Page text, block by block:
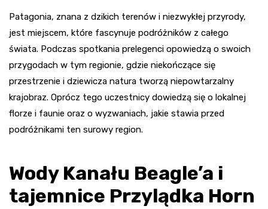
Patagonia, znana z dzikich terenów i niezwykłej przyrody,
jest miejscem, które fascynuje podróżników z całego
świata. Podczas spotkania prelegenci opowiedzą o swoich
przygodach w tym regionie, gdzie niekończące się
przestrzenie i dziewicza natura tworzą niepowtarzalny
krajobraz. Oprócz tego uczestnicy dowiedzą się o lokalnej
florze i faunie oraz o wyzwaniach, jakie stawia przed
podróżnikami ten surowy region.
Wody Kanału Beagle’a i
tajemnice Przylądka Horn